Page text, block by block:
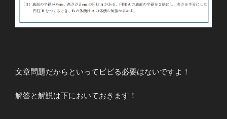
文章問題だからといってビビる必要はないですよ！
解答と解説は下においておきます！